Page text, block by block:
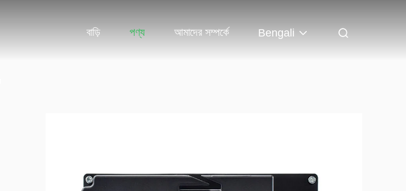
বাড়ি পণ্য আমাদের সম্পর্কে Bengali